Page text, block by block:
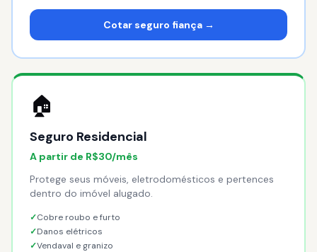
Cotar seguro fiança →
🏠
Seguro Residencial
A partir de R$30/mês
Protege seus móveis, eletrodomésticos e pertences
dentro do imóvel alugado.
✓Cobre roubo e furto
✓Danos elétricos
✓Vendaval e granizo